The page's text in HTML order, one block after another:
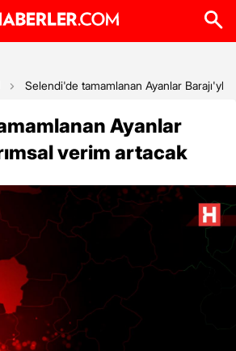
Selendi'de tamamlanan Ayanlar Barajı'yla
Ayanlar
verim artacak